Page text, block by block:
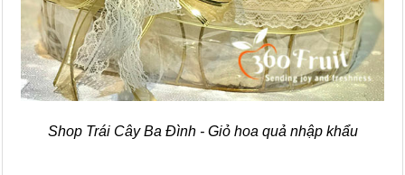
Shop Trái Cây Ba Đình - Giỏ hoa quả nhập khẩu